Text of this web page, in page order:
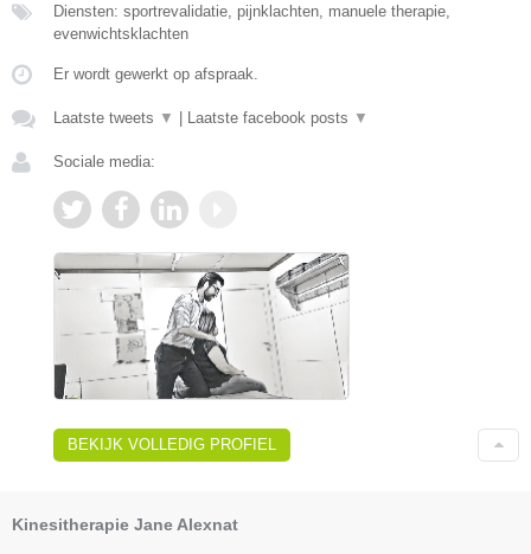
Diensten: sportrevalidatie, pijnklachten, manuele therapie,
evenwichtsklachten
Er wordt gewerkt op afspraak.
Laatste tweets ▼ Laatste facebook posts ▼
Sociale media:
BEKIJK VOLLEDIG PROFIEL
Kinesitherapie Jane Alexnat